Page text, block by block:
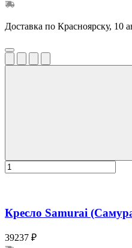
Доставка по Красноярску, 10
Кресло Samurai
39237 ₽